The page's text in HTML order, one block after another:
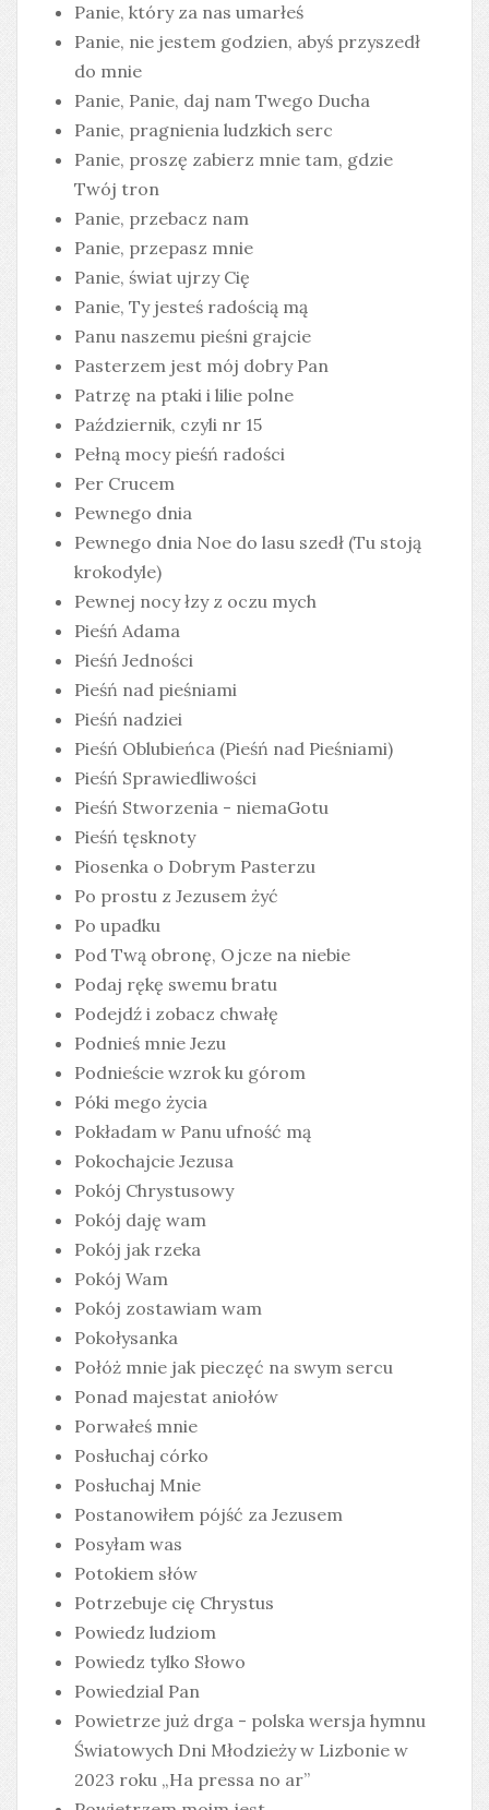
Panie, który za nas umarłeś
Panie, nie jestem godzien, abyś przyszedł
do mnie
Panie, Panie, daj nam Twego Ducha
Panie, pragnienia ludzkich serc
Panie, proszę zabierz mnie tam, gdzie
Twój tron
Panie, przebacz nam
Panie, przepasz mnie
Panie, świat ujrzy Cię
Panie, Ty jesteś radością mą
Panu naszemu pieśni grajcie
Pasterzem jest mój dobry Pan
Patrzę na ptaki i lilie polne
Październik, czyli nr 15
Pełną mocy pieśń radości
Per Crucem
Pewnego dnia
Pewnego dnia Noe do lasu szedł (Tu stoją
krokodyle)
Pewnej nocy łzy z oczu mych
Pieśń Adama
Pieśń Jedności
Pieśń nad pieśniami
Pieśń nadziei
Pieśń Oblubieńca (Pieśń nad Pieśniami)
Pieśń Sprawiedliwości
Pieśń Stworzenia - niemaGotu
Pieśń tęsknoty
Piosenka o Dobrym Pasterzu
Po prostu z Jezusem żyć
Po upadku
Pod Twą obronę, Ojcze na niebie
Podaj rękę swemu bratu
Podejdź i zobacz chwałę
Podnieś mnie Jezu
Podnieście wzrok ku górom
Póki mego życia
Pokładam w Panu ufność mą
Pokochajcie Jezusa
Pokój Chrystusowy
Pokój daję wam
Pokój jak rzeka
Pokój Wam
Pokój zostawiam wam
Pokołysanka
Połóż mnie jak pieczęć na swym sercu
Ponad majestat aniołów
Porwałeś mnie
Posłuchaj córko
Posłuchaj Mnie
Postanowiłem pójść za Jezusem
Posyłam was
Potokiem słów
Potrzebuje cię Chrystus
Powiedz ludziom
Powiedz tylko Słowo
Powiedzial Pan
Powietrze już drga - polska wersja hymnu
Światowych Dni Młodzieży w Lizbonie w
2023 roku „Ha pressa no ar”